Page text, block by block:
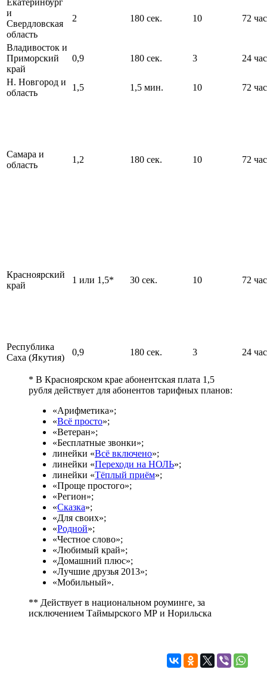
и
Свердловская
область
2 180 сек. 10 72
Владивосток и
Приморский
край
0,9 180 сек. 3 24
Н. Новгород и
область
1,5 1,5 мин. 10 72
Самара и
область
1,2 180 сек. 10 72
Красноярский
край
1 или 1,5* 30 сек. 10 72
Республика
Саха (Якутия)
0,9 180 сек. 3 24
* В Красноярском крае абонентская плата 1,5
рубля действует для абонентов тарифных планов:
«Арифметика»;
«Всё просто»;
«Ветеран»;
«Бесплатные звонки»;
линейки «Всё включено»;
линейки «Переходи на НОЛЬ»;
линейки «Тёплый приём»;
«Проще простого»;
«Регион»;
«Сказка»;
«Для своих»;
«Родной»;
«Честное слово»;
«Любимый край»;
«Домашний плюс»;
«Лучшие друзья 2013»;
«Мобильный».
** Действует в национальном роуминге, за
исключением Таймырского МР и Норильска